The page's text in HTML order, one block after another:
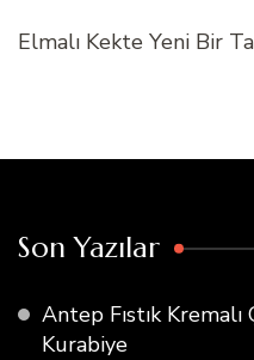
Elmalı Kekte Yeni Bir
Son Yazılar
Antep Fıstık
Kurabiye